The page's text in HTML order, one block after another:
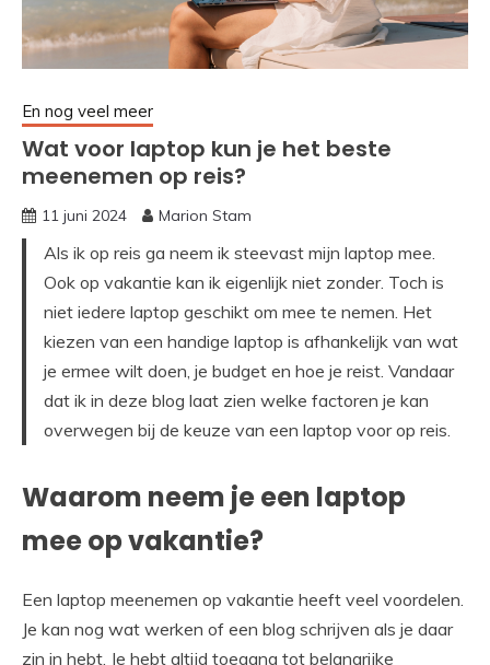
En nog veel meer
Wat voor laptop kun je het beste
meenemen op reis?
11 juni 2024 Marion Stam
Als ik op reis ga neem ik steevast mijn laptop mee.
Ook op vakantie kan ik eigenlijk niet zonder. Toch is
niet iedere laptop geschikt om mee te nemen. Het
kiezen van een handige laptop is afhankelijk van wat
je ermee wilt doen, je budget en hoe je reist. Vandaar
dat ik in deze blog laat zien welke factoren je kan
overwegen bij de keuze van een laptop voor op reis.
Waarom neem je een laptop
mee op vakantie?
Een laptop meenemen op vakantie heeft veel voordelen.
Je kan nog wat werken of een blog schrijven als je daar
zin in hebt. Je hebt altijd toegang tot belangrijke